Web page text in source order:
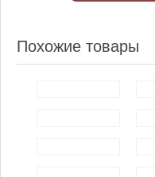
Похожие товары